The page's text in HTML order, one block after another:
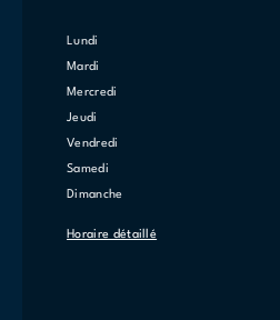
lundi
mardi
mercredi
jeudi
vendredi
samedi
dimanche
Horaire détaillé